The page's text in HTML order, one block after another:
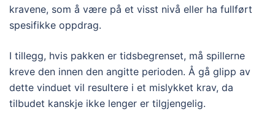
kravene, som å være på et visst nivå eller ha fullført
spesifikke oppdrag.
I tillegg, hvis pakken er tidsbegrenset, må spillerne
kreve den innen den angitte perioden. Å gå glipp av
dette vinduet vil resultere i et mislykket krav, da
tilbudet kanskje ikke lenger er tilgjengelig.